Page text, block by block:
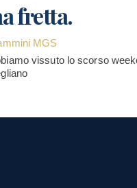
fretta.
MGS
vissuto lo scorso